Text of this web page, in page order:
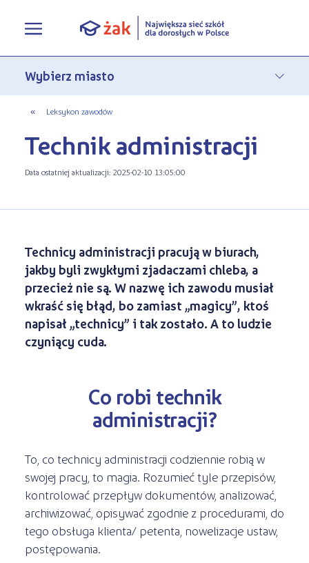
Oferta edukacyjna
Pełna oferta edukacyjna
eLO - obierz kurs na średnie
Liceum ogólnokształcące dla
Szkoły medyczne
Kwalifikacyjne Kursy Zawodowe
Kształcenie jednoroczne
Kursy ONLINE
Rekrutacja
Jak się zapisać do Żaka
Rekrutacja on-line
Statuty
Terminy zjazdów
O nas
Nauka online w Żaku
Historia Firmy
Polityka prywatności
Kariera
FAQ
s STREFA SŁUCHACZA
« Leksykon zawodów
Technik administracji
Data ostatniej aktualizacji: 2025-02-10 13:05:00
Technicy administracji pracują w biurach,
jakby byli zwykłymi zjadaczami chleba, a
przecież nie są. W nazwę ich zawodu musiał
wkraść się błąd, bo zamiast „magicy”, ktoś
napisał „technicy” i tak zostało. A to ludzie
czyniący cuda.
Co robi technik
administracji?
To, co technicy administracji codziennie robią w
swojej pracy, to magia. Rozumieć tyle przepisów,
kontrolować przepływ dokumentów, analizować,
archiwizować, opisywać zgodnie z procedurami, do
tego obsługa klienta/ petenta, nowelizacje ustaw,
postępowania.